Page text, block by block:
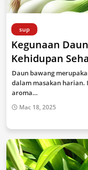
sup
Kegunaan
Kehidupan
Daun bawang
dalam masakan harian.
aroma…
Mac 18, 2025